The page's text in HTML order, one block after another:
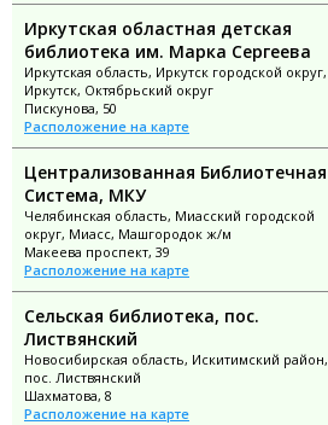
Иркутская областная детская
библиотека им. Марка Сергеева
Иркутская область, Иркутск городской округ,
Иркутск, Октябрьский округ
Пискунова, 50
Расположение на карте
Централизованная Библиотечная
Система, МКУ
Челябинская область, Миасский городской
округ, Миасс, Машгородок ж/м
Макеева проспект, 39
Расположение на карте
Сельская библиотека, пос.
Листвянский
Новосибирская область, Искитимский район,
пос. Листвянский
Шахматова, 8
Расположение на карте